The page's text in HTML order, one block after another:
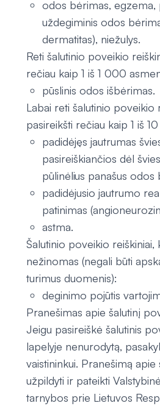
odos bėrimas, egzema,
uždegiminis odos
dermatitas), niežulys.
Reti šalutinio poveikio
rečiau kaip 1 iš 1 000
pūslinis odos išbėrimas.
Labai reti šalutinio poveikio
pasireikšti rečiau kaip 1 iš
padidėjęs jautrumas
pasireiškiančios dėl
pūlinėlius panašus odos
padidėjusio jautrumo
patinimas
astma.
Šalutinio poveikio reiškiniai,
nežinomas (negali būti
turimus duomenis):
deginimo pojūtis
Pranešimas apie šalutinį
Jeigu pasireiškė šalutinis
lapelyje nenurodytą,
vaistininkui. Pranešimą
užpildyti ir pateikti
tarnybos prie Lietuvos